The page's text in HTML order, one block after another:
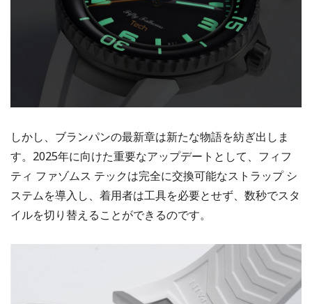
しかし、ブランパンの最新章は新たな物語を紡ぎ出しま
す。2025年に向けた重要なアップデートとして、フィフ
ティ ファゾムス テックは完全に交換可能なストラップ シ
ステムを導入し、着用者は工具を必要とせず、数秒でスタ
イルを切り替えることができるのです。